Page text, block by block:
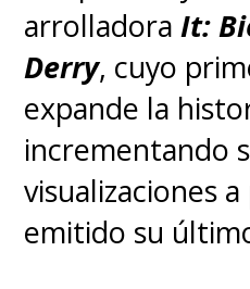
arrolladoraIt:
Derry, cuyo
expande la
incrementando
visualizaciones
emitido su